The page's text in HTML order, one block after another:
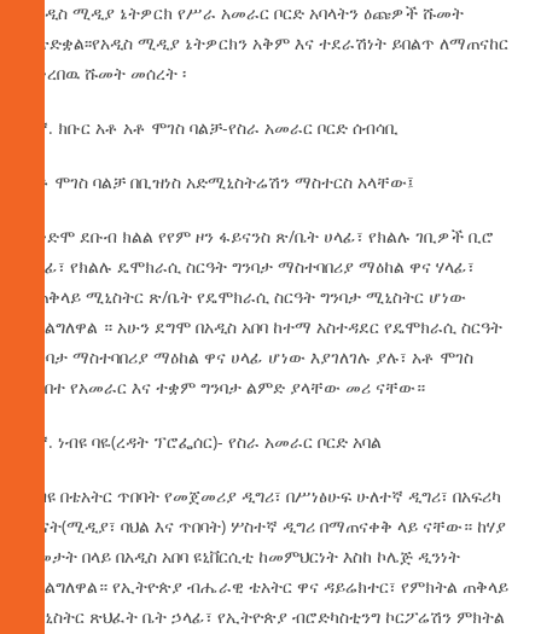
የአዲስ ሚዲያ ኔትዎርክ የሥራ አመራር ቦርድ አባላትን ዕጩዎች ሹመት
አጽድቋል፡፡የአዲስ ሚዲያ ኔትዎርክን አቅም እና ተደራሽነት ይበልጥ ለማጠናከር
በቀረበዉ ሹመት መሰረት ፡
1ኛ. ክቡር አቶ አቶ ሞገስ ባልቻ-የስራ አመራር ቦርድ ሰብሳቢ
አቶ ሞገስ ባልቻ በቢዝነስ አድሚኒስትሬሽን ማስተርስ አላቸው፤
በቀድሞ ደቡብ ክልል የየም ዞን ፋይናንስ ጽ/ቤት ሀላፊ፣ የክልሉ ገቢዎች ቢሮ
ሃላፊ፣ የክልሉ ዴሞክራሲ ስርዓት ግንባታ ማስተባበሪያ ማዕከል ዋና ሃላፊ፣
በጠቅላይ ሚኒስትር ጽ/ቤት የዴሞክራሲ ስርዓት ግንባታ ሚኒስትር ሆነው
አገልግለዋል ። አሁን ደግሞ በአዲስ አበባ ከተማ አስተዳደር የዴሞክራሲ ስርዓት
ግንባታ ማስተባበሪያ ማዕከል ዋና ሀላፊ ሆነው እያገለገሉ ያሉ፣ አቶ ሞገስ
የካበተ የአመራር እና ተቋም ግንባታ ልምድ ያላቸው መሪ ናቸው።
2ኛ. ነብዩ ባዬ(ረዳት ፕሮፌሰር)- የስራ አመራር ቦርድ አባል
ነብዩ በቴአትር ጥበባት የመጀመሪያ ዲግሪ፣ በሥነፅሁፍ ሁለተኛ ዲግሪ፣ በአፍሪካ
ጥናት(ሚዲያ፣ ባህል እና ጥበባት) ሦስተኛ ዲግሪ በማጠናቀቅ ላይ ናቸው። ከሃያ
አመታት በላይ በአዲስ አበባ ዩኒቨርሲቲ ከመምህርነት እስከ ኮሌጅ ዲንነት
አገልግለዋል። የኢትዮጵያ ብሔራዊ ቴአትር ዋና ዳይሬክተር፣ የምክትል ጠቅላይ
ሚኒስትር ጽህፈት ቤት ኃላፊ፣ የኢትዮጵያ ብሮድካስቲንግ ኮርፖሬሽን ምክትል